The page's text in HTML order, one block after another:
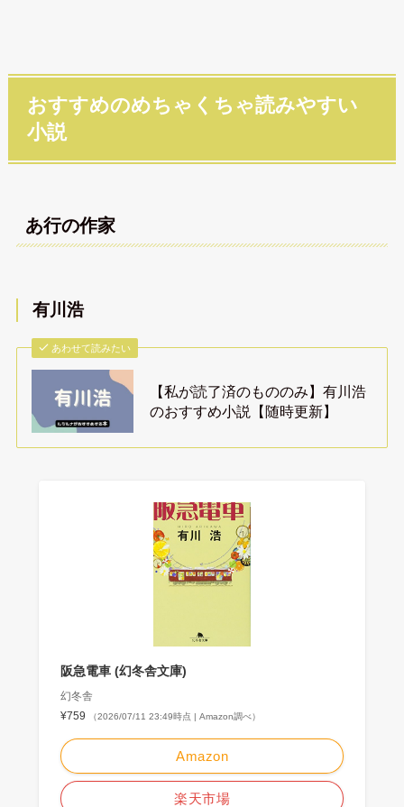
おすすめのめちゃくちゃ読みやすい
小説
あ行の作家
有川浩
あわせて読みたい
【私が読了済のもののみ】有川浩
のおすすめ小説【随時更新】
阪急電車 (幻冬舎文庫)
幻冬舎
¥759
（2026/07/11 23:49時点 | Amazon調べ）
Amazon
楽天市場